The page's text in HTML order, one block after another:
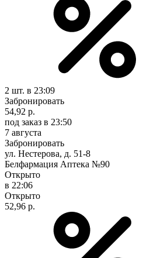
2 шт. в 23:09
Забронировать
54,92 р.
под заказ в 23:50
7 августа
Забронировать
ул. Нестерова, д. 51-8
Белфармация Аптека №90
Открыто
в 22:06
Открыто
52,96 р.